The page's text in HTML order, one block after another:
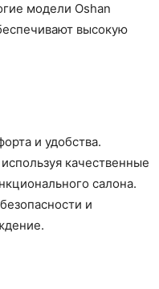
модели Oshan
высокую
и удобства.
качественные
салона.
и